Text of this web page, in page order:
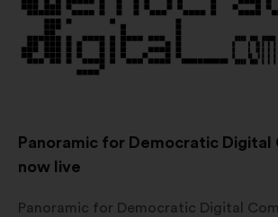
Panoramic for Democratic Digital
now live
Panoramic for Democratic Digital